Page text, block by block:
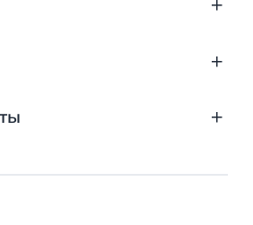
аккуратно,
до разгрузки на объекте.
доставляем
консольные и модульные
удобно,
возможность